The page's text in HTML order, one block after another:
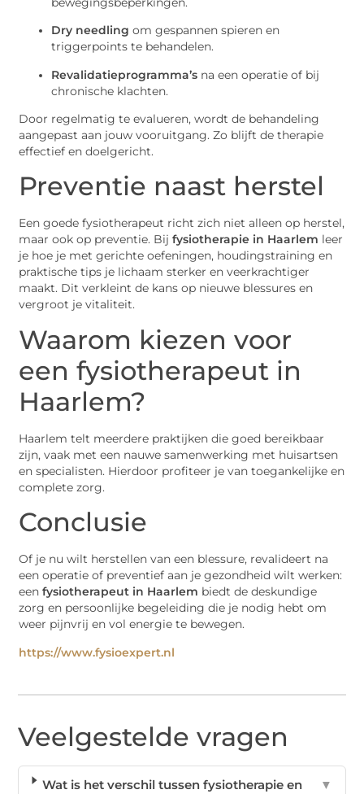
Dry needling om gespannen spieren en
triggerpoints te behandelen.
Revalidatieprogramma’s na een operatie of bij
chronische klachten.
Door regelmatig te evalueren, wordt de behandeling
aangepast aan jouw vooruitgang. Zo blijft de therapie
effectief en doelgericht.
Preventie naast herstel
Een goede fysiotherapeut richt zich niet alleen op herstel,
maar ook op preventie. Bijfysiotherapie in Haarlem leer
je hoe je met gerichte oefeningen, houdingstraining en
praktische tips je lichaam sterker en veerkrachtiger
maakt. Dit verkleint de kans op nieuwe blessures en
vergroot je vitaliteit.
Waarom kiezen voor
een fysiotherapeut in
Haarlem?
Haarlem telt meerdere praktijken die goed bereikbaar
zijn, vaak met een nauwe samenwerking met huisartsen
en specialisten. Hierdoor profiteer je van toegankelijke en
complete zorg.
Conclusie
Of je nu wilt herstellen van een blessure, revalideert na
een operatie of preventief aan je gezondheid wilt werken:
eenfysiotherapeut in Haarlem biedt de deskundige
zorg en persoonlijke begeleiding die je nodig hebt om
weer pijnvrij en vol energie te bewegen.
https://www.fysioexpert.nl
Veelgestelde vragen
Wat is het verschil tussen fysiotherapie en
▼